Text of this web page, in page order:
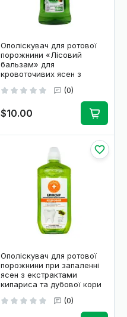
Ополіскувач для ротової
порожнини «Лісовий
бальзам» для
кровоточивих ясен з
дуба та ялиці 250ml/8.5 Fl
(0)
$10.00
Ополіскувач для ротової
порожнини при запаленні
ясен з екстрактами
кипариса та дубової кори
(0)